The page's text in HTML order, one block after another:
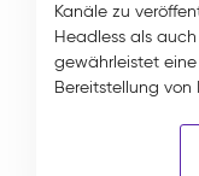
Kanäle zu
Headless als
gewährleistet
Bereitstellung von